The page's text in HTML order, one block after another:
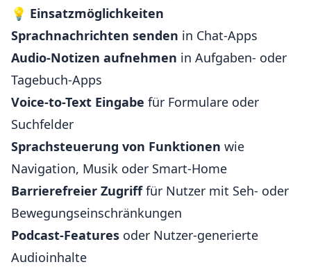
💡 Einsatzmöglichkeiten
Sprachnachrichten senden in Chat-Apps
Audio-Notizen aufnehmen in Aufgaben- oder
Tagebuch-Apps
Voice-to-Text Eingabe für Formulare oder
Suchfelder
Sprachsteuerung von Funktionen wie
Navigation, Musik oder Smart-Home
Barrierefreier Zugrifffür Nutzer mit Seh- oder
Bewegungseinschränkungen
Podcast-Features oder Nutzer-generierte
Audioinhalte